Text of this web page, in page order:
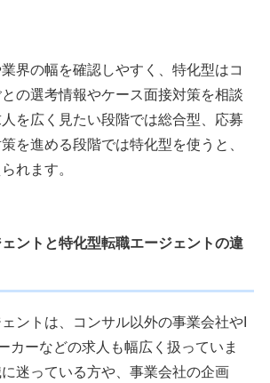
い転職エージェント
サルティング
ルティング
ルに強い転職エージェント
界の幅を確認しやすく、特化型はコ
の選考情報やケース面接対策を相談
を広く見たい段階では総合型、応募
を進める段階では特化型を使うと、
れます。
ントと特化型転職エージェントの違
ントは、コンサル以外の事業会社やI
カーなどの求人も幅広く扱っていま
迷っている方や、事業会社の企画